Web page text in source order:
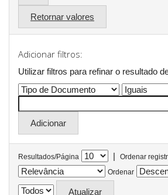
Retornar valores
Adicionar filtros:
Utilizar filtros para refinar o resultado
Resultados/Página |
Ordenar
Ordenar